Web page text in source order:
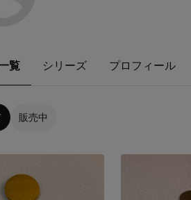
覧 シリーズ プロフィール
販売中